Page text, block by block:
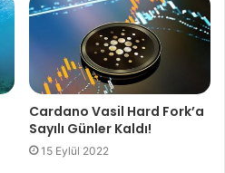
Cardano Vasil Hard Fork’a
Sayılı Günler Kaldı!
15 Eylül 2022